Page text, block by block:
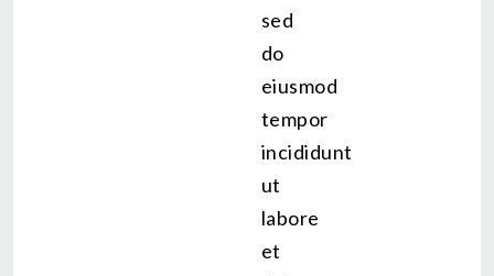
sed
do
eiusmod
tempor
incididunt
ut
labore
et